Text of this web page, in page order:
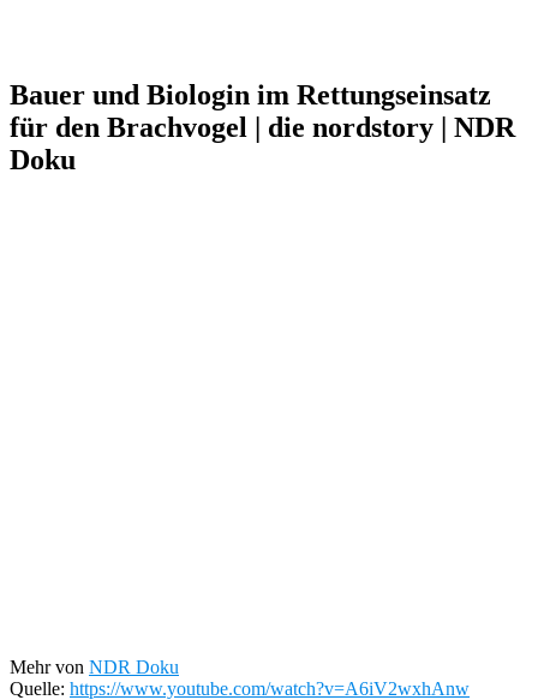
Bauer und Biologin im Rettungseinsatz
für den Brachvogel | die nordstory | NDR
Doku
Mehr von NDR Doku
Quelle: https://www.youtube.com/watch?v=A6iV2wxhAnw